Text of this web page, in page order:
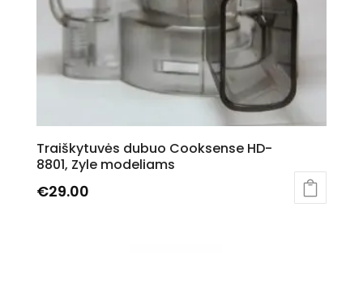
Traiškytuvės dubuo Cooksense HD-
8801, Zyle modeliams
€29.00